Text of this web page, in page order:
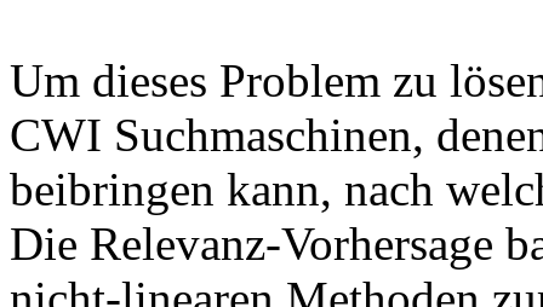
Um dieses Problem zu
CWI Suchmaschinen,
beibringen kann, nach
Die Relevanz-Vorhersage